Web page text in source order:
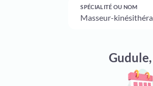
SPÉCIALITÉ OU NOM